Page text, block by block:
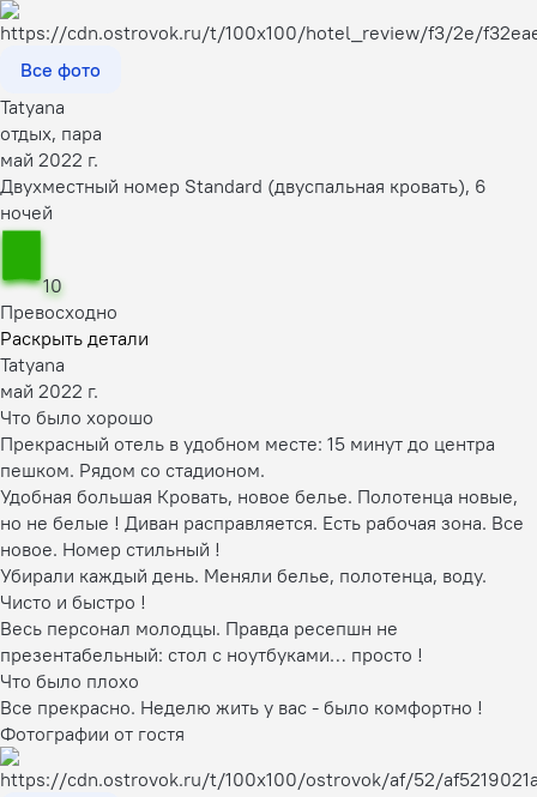
Все фото
Tatyana
отдых, пара
май 2022 г.
Двухместный номер Standard (двуспальная кровать), 6
ночей
10
Превосходно
Раскрыть детали
Tatyana
май 2022 г.
Что было хорошо
Прекрасный отель в удобном месте: 15 минут до центра
пешком. Рядом со стадионом.
Удобная большая Кровать, новое белье. Полотенца новые,
но не белые ! Диван расправляется. Есть рабочая зона. Все
новое. Номер стильный !
Убирали каждый день. Меняли белье, полотенца, воду.
Чисто и быстро !
Весь персонал молодцы. Правда ресепшн не
презентабельный: стол с ноутбуками… просто !
Что было плохо
Все прекрасно. Неделю жить у вас - было комфортно !
Фотографии от гостя